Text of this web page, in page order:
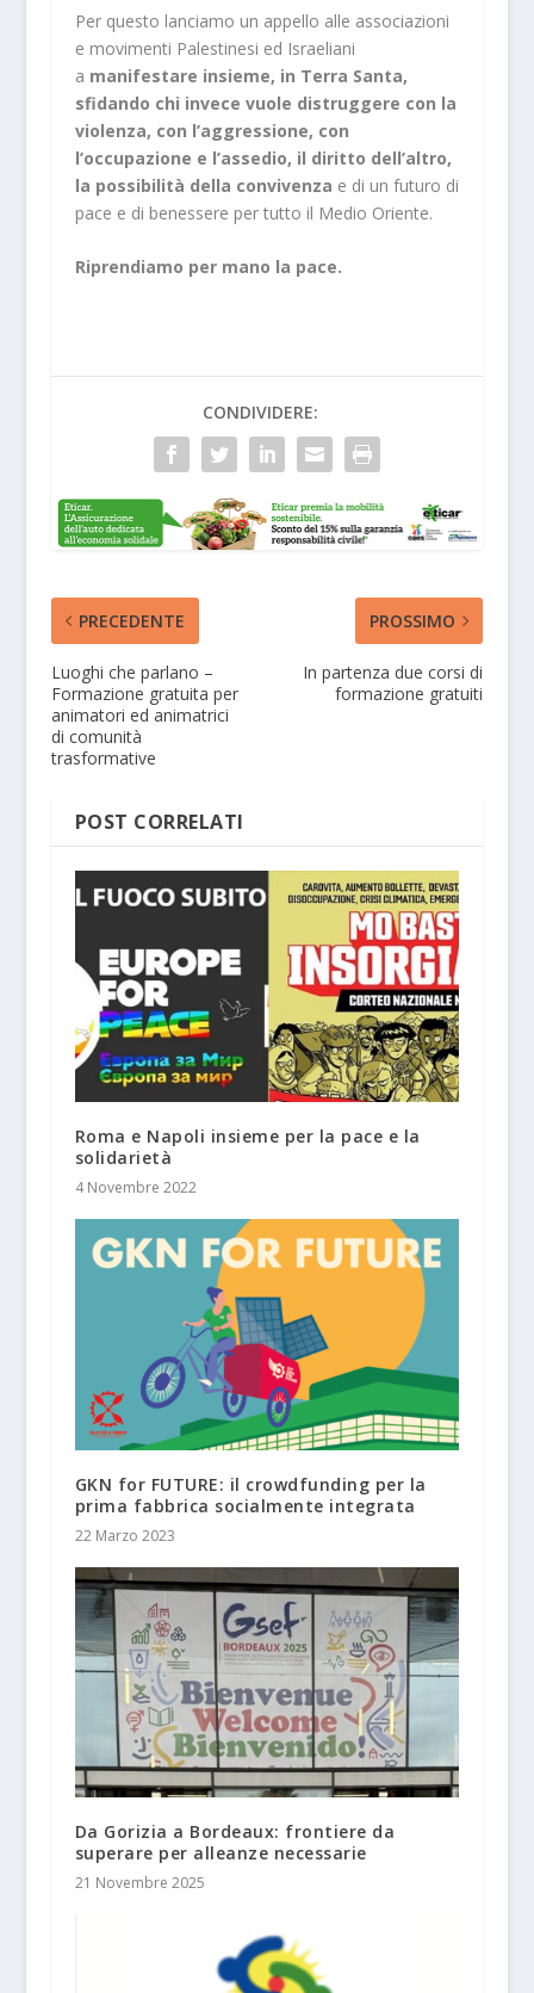
Per questo lanciamo un appello alle associazioni
e movimenti Palestinesi ed Israeliani
a manifestare insieme, in Terra Santa,
sfidando chi invece vuole distruggere con la
violenza, con l’aggressione, con
l’occupazione e l’assedio, il diritto dell’altro,
la possibilità della convivenza e di un futuro di
pace e di benessere per tutto il Medio Oriente.
Riprendiamo per mano la pace.
CONDIVIDERE:
PRECEDENTE
Luoghi che parlano –
Formazione gratuita per
animatori ed animatrici
di comunità
trasformative
PROSSIMO
In partenza due corsi di
formazione gratuiti
POST CORRELATI
Roma e Napoli insieme per la pace e la
solidarietà
4 Novembre 2022
GKN for FUTURE: il crowdfunding per la
prima fabbrica socialmente integrata
22 Marzo 2023
Da Gorizia a Bordeaux: frontiere da
superare per alleanze necessarie
21 Novembre 2025